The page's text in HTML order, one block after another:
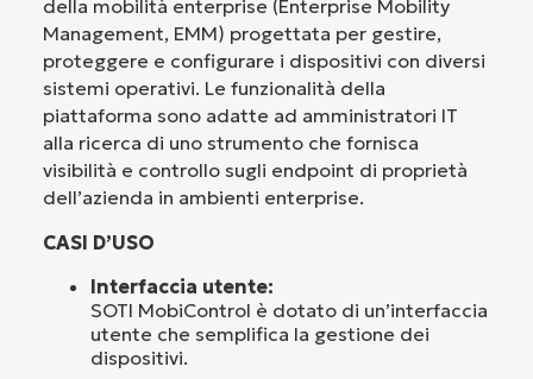
della mobilità enterprise (Enterprise Mobility
Management, EMM) progettata per gestire,
proteggere e configurare i dispositivi con diversi
sistemi operativi. Le funzionalità della
piattaforma sono adatte ad amministratori IT
alla ricerca di uno strumento che fornisca
visibilità e controllo sugli endpoint di proprietà
dell’azienda in ambienti enterprise.
CASI D’USO
Interfaccia utente:
SOTI MobiControl è dotato di un’interfaccia
utente che semplifica la gestione dei
dispositivi.